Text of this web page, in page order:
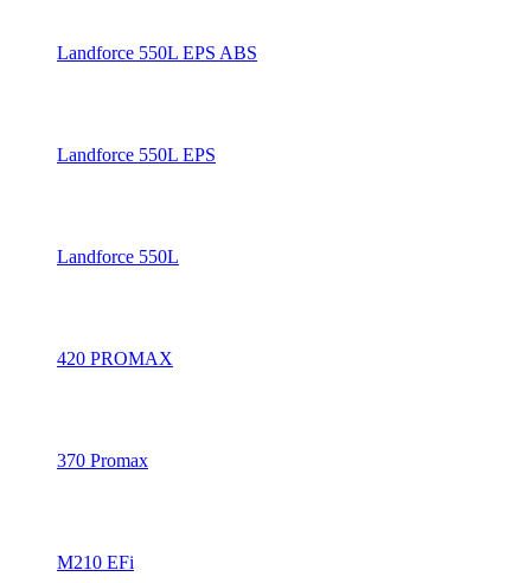
Landforce 550L EPS ABS
Landforce 550L EPS
Landforce 550L
420 PROMAX
370 Promax
M210 EFi